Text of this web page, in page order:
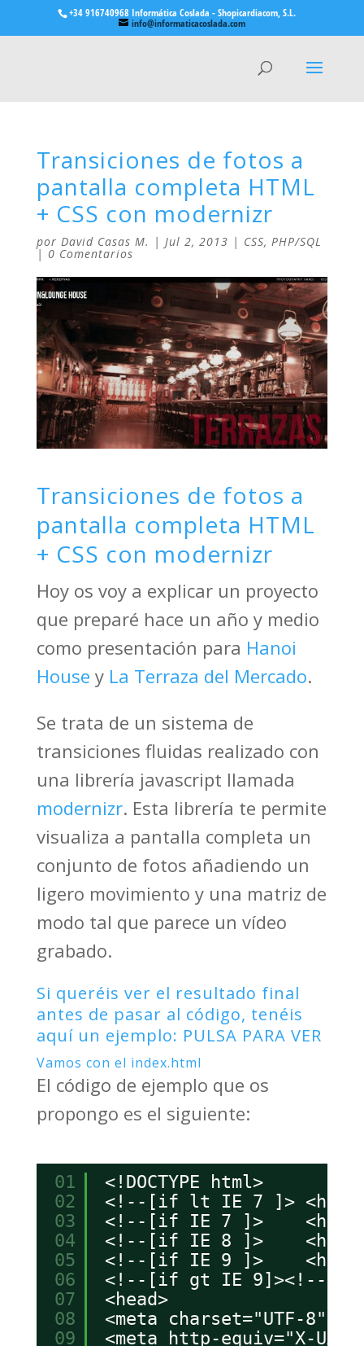
+34 916740968 Informática Coslada - Shopicardiacom, S.L.
info@informaticacoslada.com
Transiciones de fotos a
pantalla completa HTML
+ CSS con modernizr
por David Casas M. | Jul 2, 2013 | CSS, PHP/SQL
| 0 Comentarios
Transiciones de fotos a
pantalla completa HTML
+ CSS con modernizr
Hoy os voy a explicar un proyecto
que preparé hace un año y medio
como presentación para Hanoi
House y La Terraza del Mercado.
Se trata de un sistema de
transiciones fluidas realizado con
una librería javascript llamada
modernizr. Esta librería te permite
visualiza a pantalla completa un
conjunto de fotos añadiendo un
ligero movimiento y una matriz de
modo tal que parece un vídeo
grabado.
Si queréis ver el resultado final
antes de pasar al código, tenéis
aquí un ejemplo: PULSA PARA VER
Vamos con el index.html
El código de ejemplo que os
propongo es el siguiente:
01
02
03
04
05
06
07
08
09
<!DOCTYPE html>
<!--[if lt IE 7 ]> <html
<!--[if IE 7 ]>    <html
<!--[if IE 8 ]>    <html
<!--[if IE 9 ]>    <html
<!--[if gt IE 9]><!--
<head>
<meta charset="UTF-8" />
<meta http-equiv="X-UA-